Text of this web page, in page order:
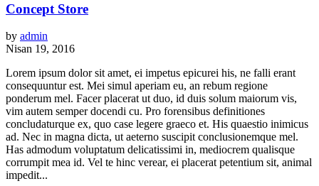
Concept Store
by admin
Nisan 19, 2016
Lorem ipsum dolor sit amet, ei impetus epicurei his, ne falli erant
consequuntur est. Mei simul aperiam eu, an rebum regione
ponderum mel. Facer placerat ut duo, id duis solum maiorum vis,
vim autem semper docendi cu. Pro forensibus definitiones
concludaturque ex, quo case legere graeco et. His quaestio inimicus
ad. Nec in magna dicta, ut aeterno suscipit conclusionemque mel.
Has admodum voluptatum delicatissimi in, mediocrem qualisque
corrumpit mea id. Vel te hinc verear, ei placerat petentium sit, animal
impedit...